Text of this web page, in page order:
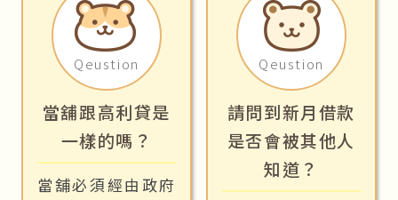
Qeustion
當舖跟高利貸是
一樣的嗎？
當舖必須經由政府
Qeustion
請問到新月借款
是否會被其他人
知道？